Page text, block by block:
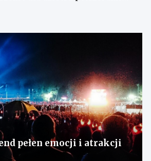
pełen emocji i atrakcji